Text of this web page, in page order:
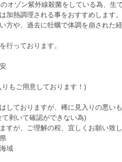
オゾン紫外線殺菌をしている為、生
加熱調理される事をおすすめします。
方や、過去に牡蠣で体調を崩された経
行っております。
もご用意しております！)
しておりますが、稀に見入りの悪い
て剥いて確認ができない為)
すが、ご理解の程、宜しくお願い致し
域